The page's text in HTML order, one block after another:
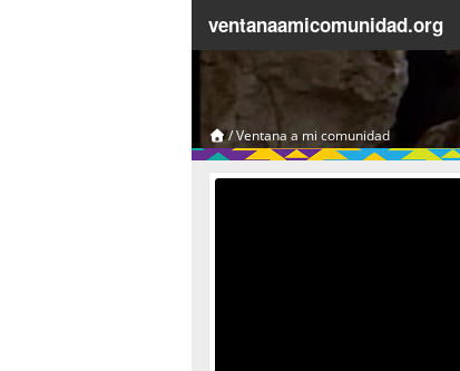
ventanaamicomunidad.org
/Ventana a mi comunidad